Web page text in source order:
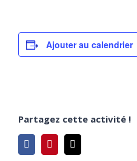
Ajouter au calendrier
Partagez cette activité !
FacebookPinterest